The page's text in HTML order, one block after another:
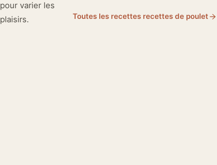
pour varier les
plaisirs.
Toutes les recettes recettes de poulet